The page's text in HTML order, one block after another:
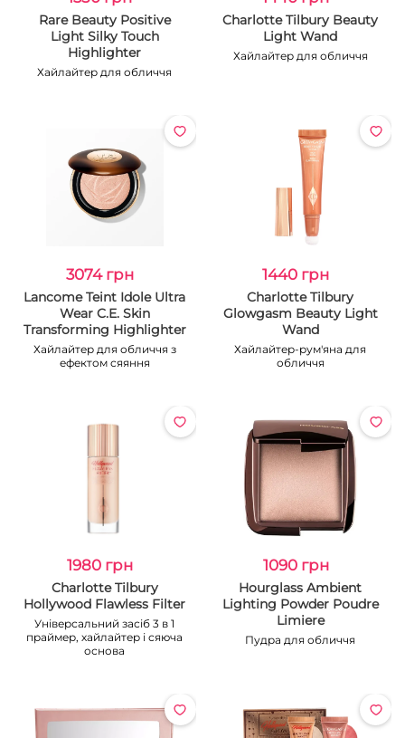
Rare Beauty Positive
Light Silky Touch
Highlighter
Хайлайтер для обличчя
Charlotte Tilbury Beauty
Light Wand
Хайлайтер для обличчя
3074 грн
Lancome Teint Idole Ultra
Wear C.E. Skin
Transforming Highlighter
Хайлайтер для обличчя з
ефектом сяяння
1440 грн
Charlotte Tilbury
Glowgasm Beauty Light
Wand
Хайлайтер-рум'яна для
обличчя
1980 грн
Charlotte Tilbury
Hollywood Flawless Filter
Універсальний засіб 3 в 1
праймер, хайлайтер і сяюча
основа
1090 грн
Hourglass Ambient
Lighting Powder Poudre
Limiere
Пудра для обличчя